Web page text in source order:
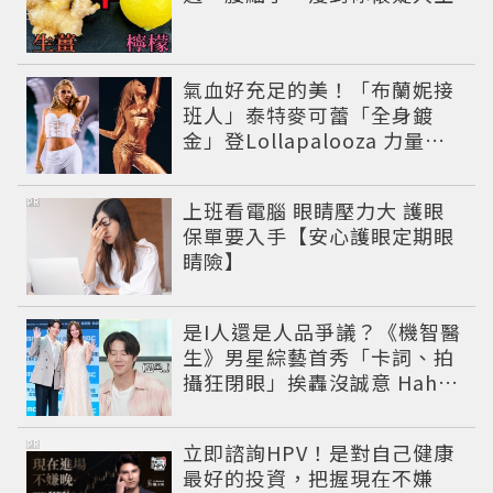
氣血好充足的美！「布蘭妮接
班人」泰特麥可蕾「全身鍍
金」登Lollapalooza 力量感
上班看電腦 眼睛壓力大 護眼
保單要入手【安心護眼定期眼
睛險】
PR
是I人還是人品爭議？《機智醫
生》男星綜藝首秀「卡詞、拍
攝狂閉眼」挨轟沒誠意 Haha
立即諮詢HPV！是對自己健康
最好的投資，把握現在不嫌
PR